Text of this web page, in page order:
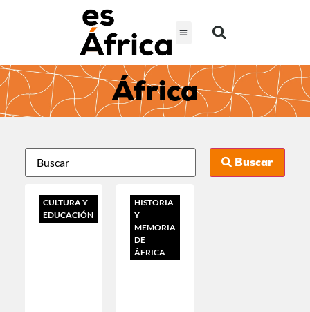
África
Buscar
CULTURA Y
EDUCACIÓN
HISTORIA
Y
MEMORIA
DE
ÁFRICA